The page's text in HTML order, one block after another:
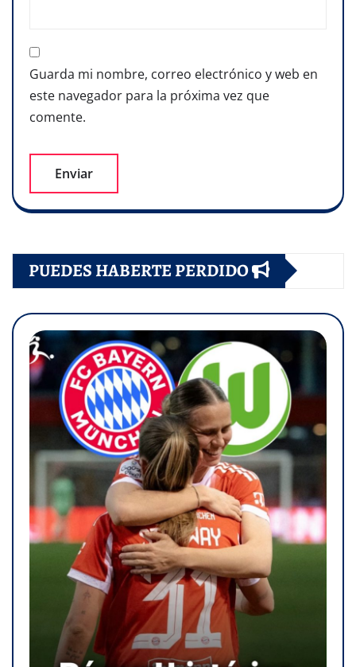
Guarda mi nombre, correo electrónico y web en
este navegador para la próxima vez que
comente.
PUEDES HABERTE PERDIDO